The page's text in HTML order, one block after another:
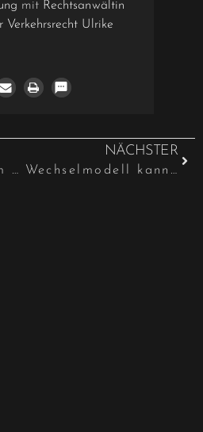
mit Rechtsanwältin
Ulrike
Mobiltelefon beim Fahren in der Hand als Navigationsgerät ist strafbar
NÄCHSTER
Wechselmodell kann im Umgangsverfahren angeordnet werden